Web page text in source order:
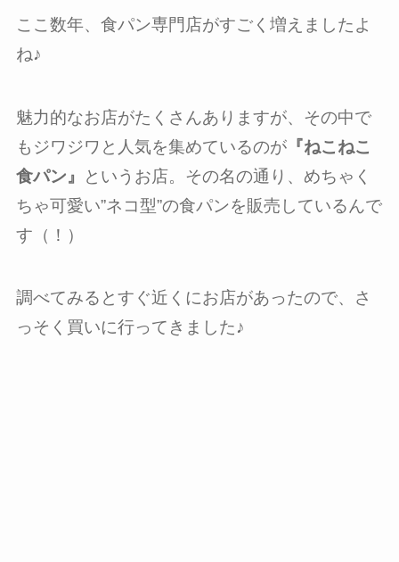
ここ数年、食パン専門店がすごく増えましたよ
ね♪
魅力的なお店がたくさんありますが、その中で
もジワジワと人気を集めているのが『ねこねこ
食パン』
というお店。その名の通り、めちゃく
ちゃ可愛い”ネコ型”の食パンを販売しているんで
す（！）
調べてみるとすぐ近くにお店があったので、さ
っそく買いに行ってきました♪